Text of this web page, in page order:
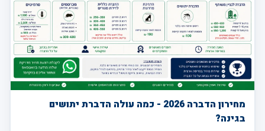
מחירון הדברה 2026 - כמה עולה הדברת יתושים
בגינה?